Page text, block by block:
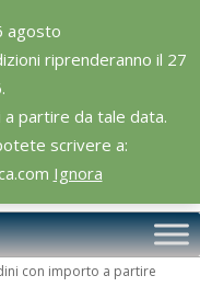
agosto
riprenderanno il 27
partire da tale data.
scrivere a:
Ignora
con importo a partire